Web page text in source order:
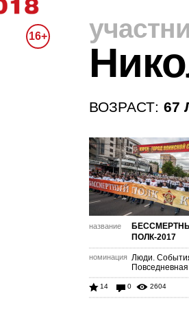
16+
ВОЗРАСТ: 67
название
ПОЛК-2017
номинация Люди.
14 0 2604